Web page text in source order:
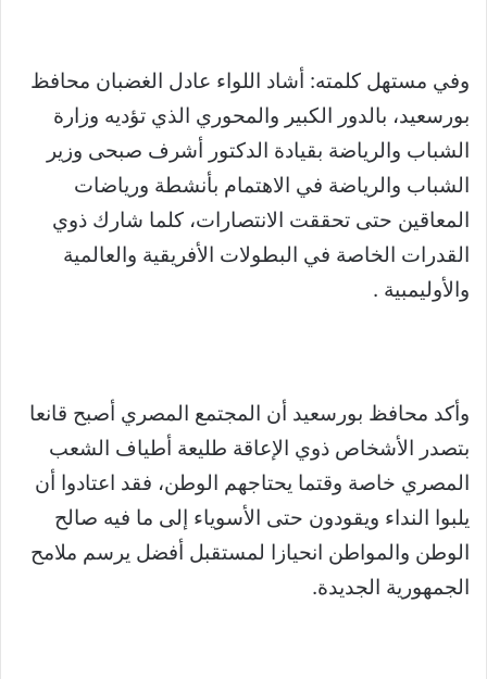
وفي مستهل كلمته: أشاد اللواء عادل الغضبان محافظ
بورسعيد، بالدور الكبير والمحوري الذي تؤديه وزارة
الشباب والرياضة بقيادة الدكتور أشرف صبحى وزير
الشباب والرياضة في الاهتمام بأنشطة ورياضات
المعاقين حتى تحققت الانتصارات، كلما شارك ذوي
القدرات الخاصة في البطولات الأفريقية والعالمية
والأوليمبية .
وأكد محافظ بورسعيد أن المجتمع المصري أصبح قانعا
بتصدر الأشخاص ذوي الإعاقة طليعة أطياف الشعب
المصري خاصة وقتما يحتاجهم الوطن، فقد اعتادوا أن
يلبوا النداء ويقودون حتى الأسوياء إلى ما فيه صالح
الوطن والمواطن انحيازا لمستقبل أفضل يرسم ملامح
الجمهورية الجديدة.